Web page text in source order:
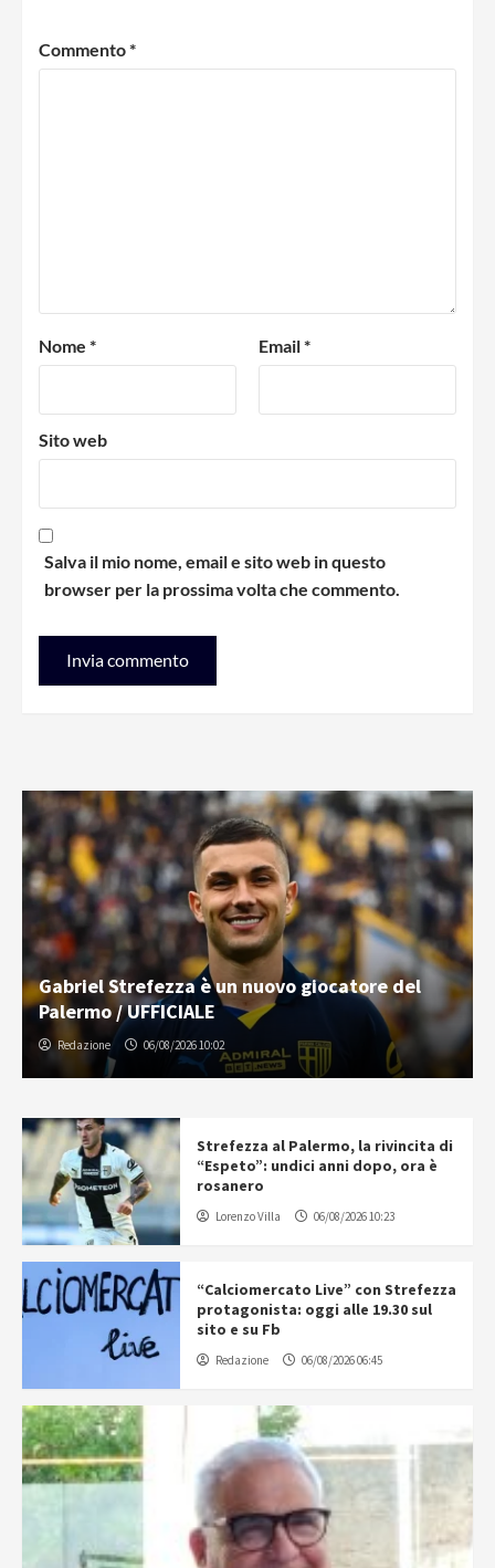
Commento*
Nome * Email*
Sito web
Salva il mio nome, email e sito web in questo
browser per la prossima volta che commento.
Gabriel Strefezza è un nuovo giocatore del
Palermo / UFFICIALE
Redazione 06/08/2026 10:02
Strefezza al Palermo, la rivincita di
“Espeto”: undici anni dopo, ora è
rosanero
Lorenzo Villa 06/08/2026 10:23
“Calciomercato Live” con Strefezza
protagonista: oggi alle 19.30 sul
sito e su Fb
Redazione 06/08/2026 06:45